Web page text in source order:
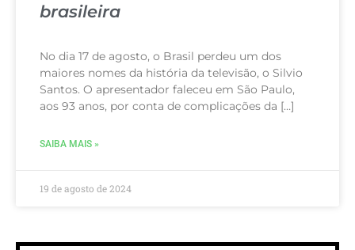
brasileira
No dia 17 de agosto, o Brasil perdeu um dos
maiores nomes da história da televisão, o Silvio
Santos. O apresentador faleceu em São Paulo,
aos 93 anos, por conta de complicações da […]
SAIBA MAIS »
19 de agosto de 2024